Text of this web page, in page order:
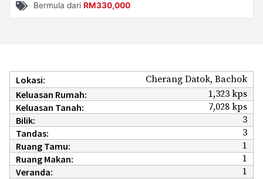
Bermula dari RM330,000
Lokasi:
Cherang Datok, Bachok
Keluasan Rumah:
1,323 kps
Keluasan Tanah:
7,028 kps
Bilik:
3
Tandas:
3
Ruang Tamu:
1
Ruang Makan:
1
Veranda:
1